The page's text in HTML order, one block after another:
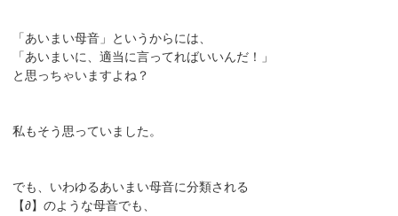
「あいまい母音」というからには、
「あいまいに、適当に言ってればいいんだ！」
と思っちゃいますよね？
私もそう思っていました。
でも、いわゆるあいまい母音に分類される
【∂】のような母音でも、